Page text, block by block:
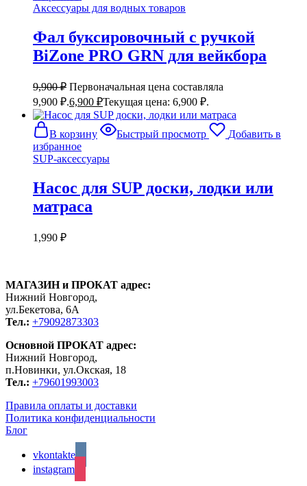
Аксессуары для водных товаров
Фал буксировочный с ручкой
BiZone PRO GRN для вейкбора
9,900₽ Первоначальная цена составляла
9,900 ₽.6,900 ₽Текущая цена: 6,900 ₽.
В корзину Быстрый просмотр
Добавить в
избранное
SUP-аксессуары
Насос для SUP доски, лодки или
матраса
1,990 ₽
МАГАЗИН и ПРОКАТ адрес:
Нижний Новгород,
ул.Бекетова, 6А
Тел.: +79092873303
Основной ПРОКАТ адрес:
Нижний Новгород,
п.Новинки, ул.Окская, 18
Тел.: +79601993003
Правила оплаты и доставки
Политика конфиденциальности
Блог
vkontakte
instagram